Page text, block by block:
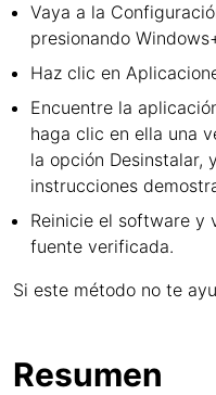
Vaya a la
presionando
Haz clic en
Encuentre la
haga clic en ella una
la opción Desinstalar,
instrucciones
Reinicie el software y
fuente verificada.
Si este método no te
Resumen